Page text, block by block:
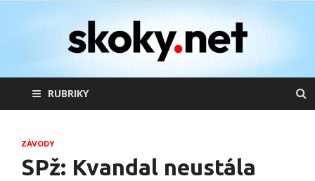
skoky.net
skoky na lyžích
RUBRIKY
ZÁVODY
SPž: Kvandal neustála